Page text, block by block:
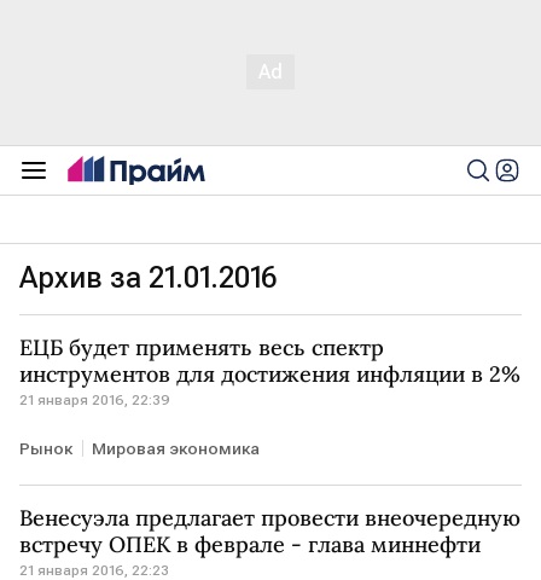
Архив за 21.01.2016
ЕЦБ будет применять весь спектр
инструментов для достижения инфляции в 2%
21 января 2016, 22:39
Рынок Мировая экономика
Венесуэла предлагает провести внеочередную
встречу ОПЕК в феврале - глава миннефти
21 января 2016, 22:23